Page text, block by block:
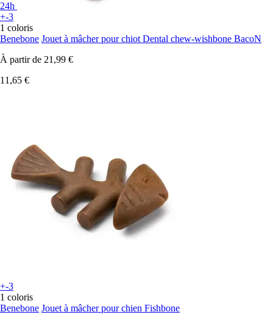
24h
+-3
1 coloris
Benebone Jouet à mâcher pour chiot Dental chew-wishbone BacoN
À partir de 21,99 €
11,65 €
+-3
1 coloris
Benebone Jouet à mâcher pour chien Fishbone